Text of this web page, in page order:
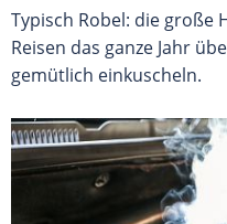
Typisch Robel: die große
Reisen das ganze Jahr
gemütlich einkuscheln.